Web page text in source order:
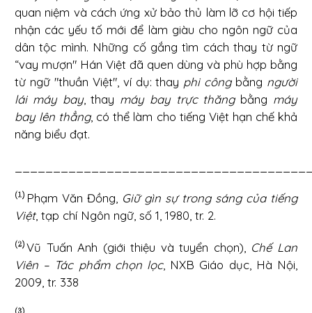
quan niệm và cách ứng xử bảo thủ làm lỡ cơ hội tiếp
nhận các yếu tố mới để làm giàu cho ngôn ngữ của
dân tộc mình. Những cố gắng tìm cách thay từ ngữ
“vay mượn" Hán Việt đã quen dùng và phù hợp bằng
từ ngữ "thuần Việt", ví dụ: thay phi côngbằng người
lái máy bay, thay máy bay trực thăngbằng máy
bay lên thẳng, có thể làm cho tiếng Việt hạn chế khả
năng biểu đạt.
Phạm Văn Đồng, Giữ gìn sự trong sáng của tiếng
Việt, tạp chí Ngôn ngữ, số 1, 1980, tr. 2.
Vũ Tuấn Anh (giới thiệu và tuyển chọn), Chế Lan
Viên – Tác phẩm chọn lọc, NXB Giáo dục, Hà Nội,
2009, tr. 338